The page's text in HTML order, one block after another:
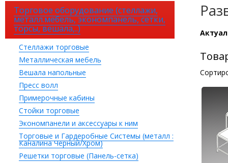
Торговое оборудование (стеллажи,
металл.мебель, экономпанель, сетки,
торсы, вешала,..)
Стеллажи торговые
Металлическая мебель
Вешала напольные
Пресс волл
Примерочные кабины
Стойки торговые
Экономпанели и аксессуары к ним
Торговые и Гардеробные Системы (металл :
Каналина Черный/Хром)
Решетки торговые (Панель-сетка)